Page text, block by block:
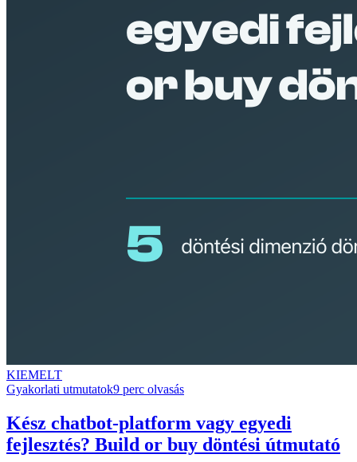
KIEMELT
Gyakorlati utmutatok9 perc olvasás
Kész chatbot-platform vagy egyedi
fejlesztés? Build or buy döntési útmutató